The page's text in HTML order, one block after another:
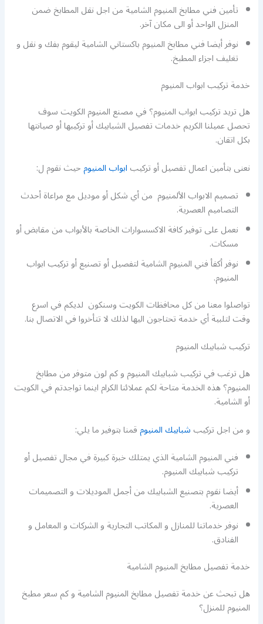
تأمين فني مطابخ المنيوم الشامية من اجل نقل المطابخ ضمن
المنزل الواحد أو الى مكان آخر.
نوفر أيضا فني مطابخ المنيوم باكستاني الشامية ليقوم بفك و نقل و
تغليف اجزاء المطبخ.
خدمة تركيب ابواب المنيوم
هل تريد تركيب ابواب المنيوم؟ في مصنع المنيوم الكويت سوف
تحصل عميلنا الكريم خدمات تفصيل الشبابيك أو تركيبها أو صيانتها
بكل اتقان.
نعنى بتأمين اعمال تفصيل أو تركيبابواب المنيومحيث نقوم ل:
تصميم الابواب الألمنيوم من أي شكل أو موديل مع مراعاة أحدث
التصاميم العصرية.
نعمل على توفير كافة الاكسسوارات الخاصة بالأبواب من مقابض أو
مسكات.
نوفر أكفأ فني المنيوم الشامية لتفصيل أو تصنيع أو تركيب ابواب
المنيوم.
تواصلوا معنا من كل محافظات الكويت وسنكون لديكم في اسرع
وقت لتلبية أي خدمة تحتاجون اليها لذلك لا تتأخروا في الاتصال بنا.
تركيب شبابيك المنيوم
هل ترغب في تركيب شبابيك المنيوم و كم لون متوفر من مطابخ
المنيوم؟ هذه الخدمة متاحة لكم عملائنا الكرام اينما تواجدتم في الكويت
أو الشامية.
و من اجل تركيبشبابيك المنيومقمنا بتوفير ما يلي:
فني المنيوم الشامية الذي يمتلك خبرة كبيرة في مجال تفصيل أو
تركيب شبابيك المنيوم.
أيضا نقوم بتصنيع الشبابيك من أجمل الموديلات و التصميمات
العصرية.
نوفر خدماتنا للمنازل و المكاتب التجارية و الشركات و المعامل و
الفنادق.
خدمة تفصيل مطابخ المنيوم الشامية
هل تبحث عن خدمة تفصيل مطابخ المنيوم الشامية و كم سعر مطبخ
المنيوم للمنزل؟